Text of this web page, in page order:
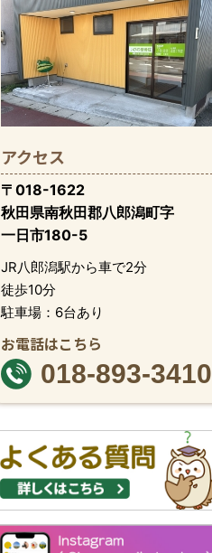
アクセス
〒018-1622
秋田県南秋田郡八郎潟町字
一日市180-5
JR八郎潟駅から車で2分
徒歩10分
駐車場：6台あり
お電話はこちら
018-893-3410